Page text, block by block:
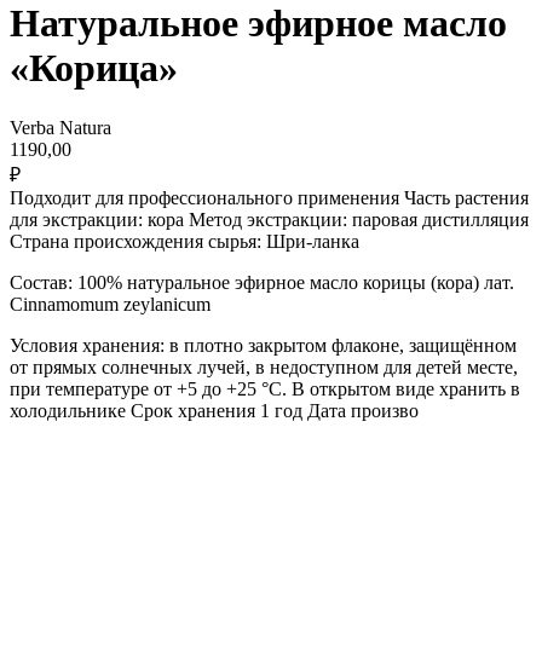
Натуральное эфирное масло
«Корица»
Verba Natura
1190,00
₽
Подходит для профессионального применения Часть растения
для экстракции: кора Метод экстракции: паровая дистилляция
Страна происхождения сырья: Шри-ланка
Состав: 100% натуральное эфирное масло корицы (кора) лат.
Cinnamomum zeylanicum
Условия хранения: в плотно закрытом флаконе, защищённом
от прямых солнечных лучей, в недоступном для детей месте,
при температуре от +5 до +25 °С. В открытом виде хранить в
холодильнике Срок хранения 1 год Дата произво